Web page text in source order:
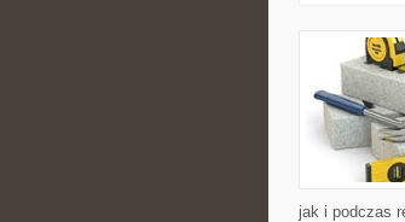
jak i podczas